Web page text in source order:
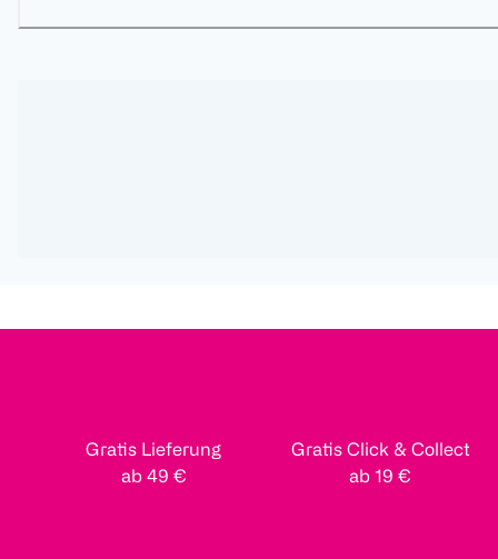
Gratis Lieferung
ab 49 €
Gratis Click & Collect
ab 19 €